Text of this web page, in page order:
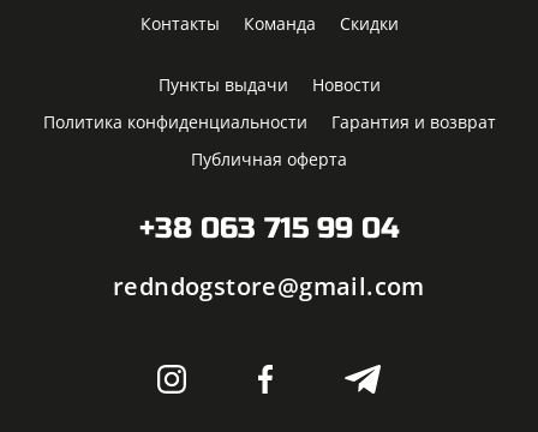
Контакты
Команда Скидки
Пункты выдачи
Новости
Политика конфиденциальности
Гарантия и возврат
Публичная оферта
+38 063 715 99 04
redndogstore@gmail.com